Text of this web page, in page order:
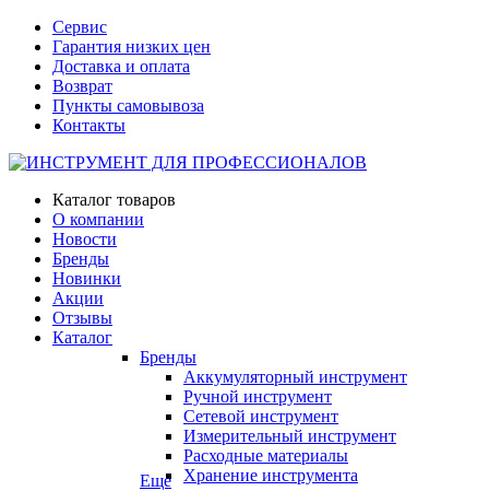
Сервис
Гарантия низких цен
Доставка и оплата
Возврат
Пункты самовывоза
Контакты
Каталог товаров
О компании
Новости
Бренды
Новинки
Акции
Отзывы
Каталог
Бренды
Аккумуляторный инструмент
Ручной инструмент
Сетевой инструмент
Измерительный инструмент
Расходные материалы
Хранение инструмента
Еще